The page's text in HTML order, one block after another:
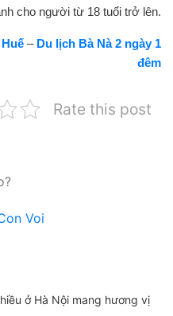
cho người từ 18 tuổi trở lên.
– Du lịch Bà Nà 2 ngày 1
đêm
Rate this post
Voi
ở Hà Nội mang hương vị